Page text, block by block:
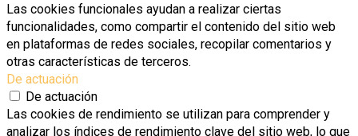
Las cookies funcionales ayudan a realizar ciertas
funcionalidades, como compartir el contenido del sitio web
en plataformas de redes sociales, recopilar comentarios y
otras características de terceros.
De actuación
De actuación
Las cookies de rendimiento se utilizan para comprender y
analizar los índices de rendimiento clave del sitio web, lo que